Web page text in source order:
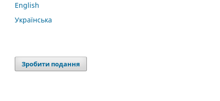
English
Українська
Зробити подання